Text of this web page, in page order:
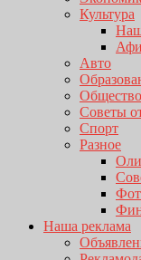
Культура
Авто
Общество
Советы
Спорт
Разное
Наша реклама